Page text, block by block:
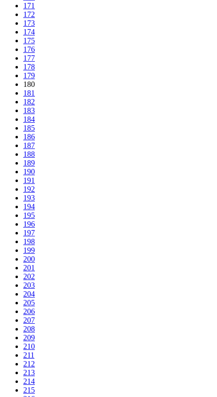
171
172
173
174
175
176
177
178
179
180
181
182
183
184
185
186
187
188
189
190
191
192
193
194
195
196
197
198
199
200
201
202
203
204
205
206
207
208
209
210
211
212
213
214
215